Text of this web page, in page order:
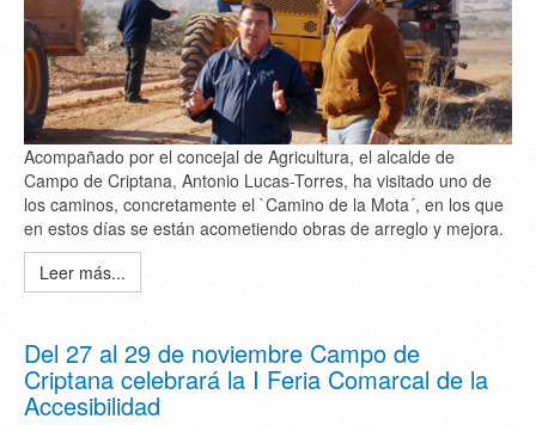
Acompañado por el concejal de Agricultura, el alcalde de
Campo de Criptana, Antonio Lucas-Torres, ha visitado uno de
los caminos, concretamente el `Camino de la Mota´, en los que
en estos días se están acometiendo obras de arreglo y mejora.
Leer más...
Del 27 al 29 de noviembre Campo de
Criptana celebrará la I Feria Comarcal de la
Accesibilidad